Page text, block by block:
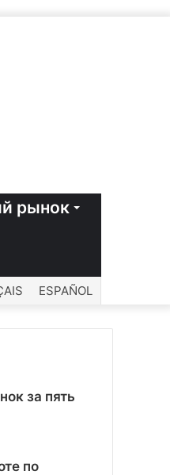
рынок
ESPAÑOL
за пять
по